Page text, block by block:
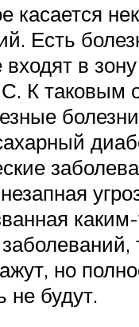
касается
Есть
входят в
К таковым
но
не будут.